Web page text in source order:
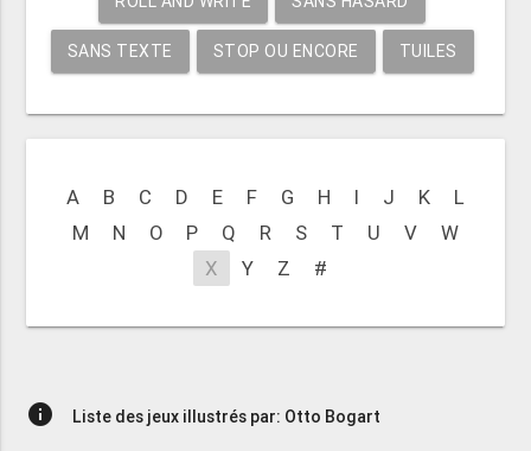
SANS TEXTE STOP OU ENCORE TUILES
A B C D E F G H I J K
L
M
N O P Q R S T U V
W
X
Y Z #
info Liste des jeux illustrés par: Otto Bogart